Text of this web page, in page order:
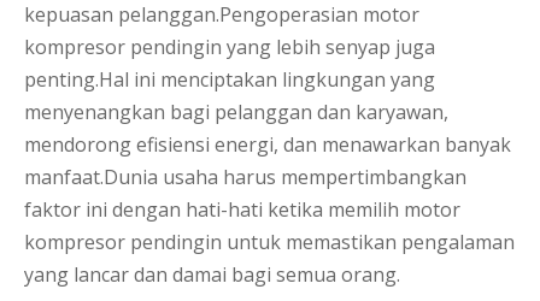
kepuasan pelanggan.Pengoperasian motor
kompresor pendingin yang lebih senyap juga
penting.Hal ini menciptakan lingkungan yang
menyenangkan bagi pelanggan dan karyawan,
mendorong efisiensi energi, dan menawarkan banyak
manfaat.Dunia usaha harus mempertimbangkan
faktor ini dengan hati-hati ketika memilih motor
kompresor pendingin untuk memastikan pengalaman
yang lancar dan damai bagi semua orang.